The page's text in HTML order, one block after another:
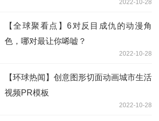
2022-10-28
【全球聚看点】6对反目成仇的动漫角
色，哪对最让你唏嘘？
2022-10-28
【环球热闻】创意图形切面动画城市生活
视频PR模板
2022-10-28